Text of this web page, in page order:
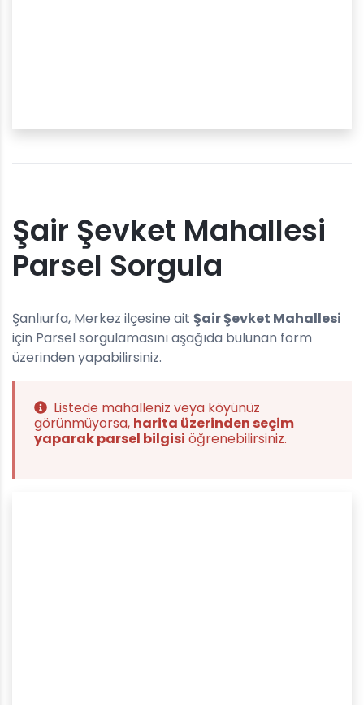
Şair Şevket Mahallesi
Parsel Sorgula
Şanlıurfa, Merkez ilçesine ait Şair Şevket Mahallesi
için Parsel sorgulamasını aşağıda bulunan form
üzerinden yapabilirsiniz.
Listede mahalleniz veya köyünüz
görünmüyorsa, harita üzerinden seçim
yaparak parsel bilgisi öğrenebilirsiniz.